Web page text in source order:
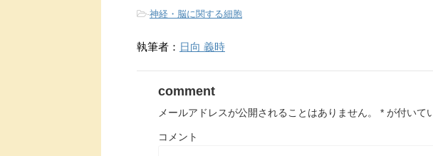
-神経・脳に関する細胞
執筆者： 日向 義時
comment
メールアドレスが公開されることはありません。 * が付いて
コメント